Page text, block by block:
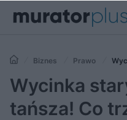
Biznes Prawo
wiedzieć o przepisach
Wycinka
tańsza! Co